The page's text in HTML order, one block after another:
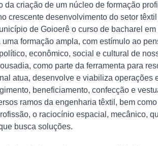
da criação de um núcleo de formação
crescente desenvolvimento do setor
de Goioerê o curso de bacharel
formação ampla, com estímulo ao
econômico, social e cultural de
como parte da ferramenta para
atua, desenvolve e viabiliza
beneficiamento, confecção e
ramos da engenharia têxtil, bem
o raciocínio espacial, mecânico,
busca soluções.